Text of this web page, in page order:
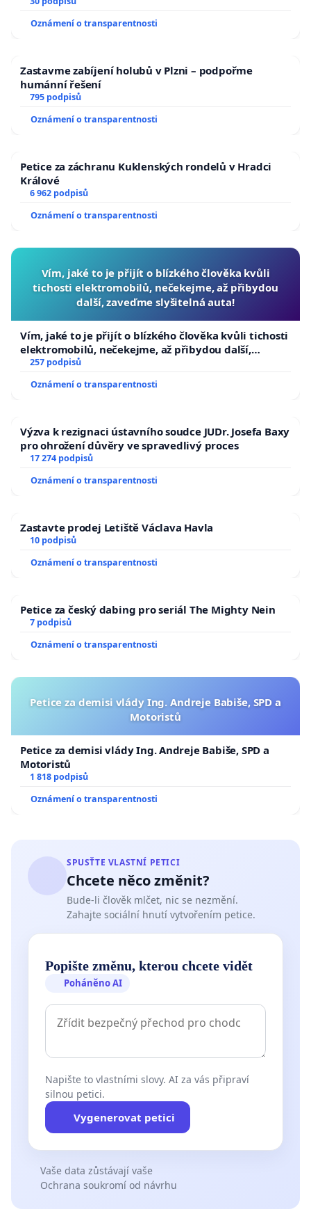
Oznámení o transparentnosti
Zastavme zabíjení holubů v Plzni – podpořme
humánní řešení
795 podpisů
Oznámení o transparentnosti
Petice za záchranu Kuklenských rondelů v Hradci
Králové
6 962 podpisů
Oznámení o transparentnosti
Vím, jaké to je přijít o blízkého člověka kvůli
tichosti elektromobilů, nečekejme, až přibydou
další, zaveďme slyšitelná auta!
Vím, jaké to je přijít o blízkého člověka kvůli tichosti
elektromobilů, nečekejme, až přibydou další,
zaveďme slyšitelná auta!
257 podpisů
Oznámení o transparentnosti
Výzva k rezignaci ústavního soudce JUDr. Josefa Baxy
pro ohrožení důvěry ve spravedlivý proces
17 274 podpisů
Oznámení o transparentnosti
Zastavte prodej Letiště Václava Havla
10 podpisů
Oznámení o transparentnosti
Petice za český dabing pro seriál The Mighty Nein
7 podpisů
Oznámení o transparentnosti
Petice za demisi vlády Ing. Andreje Babiše, SPD a
Motoristů
Petice za demisi vlády Ing. Andreje Babiše, SPD a
Motoristů
1 818 podpisů
Oznámení o transparentnosti
SPUSŤTE VLASTNÍ PETICI
Chcete něco změnit?
Bude-li člověk mlčet, nic se nezmění.
Zahajte sociální hnutí vytvořením petice.
Popište změnu, kterou chcete vidět
Poháněno AI
Napište to vlastními slovy. AI za vás připraví
silnou petici.
Vygenerovat petici
Vaše data zůstávají vaše
Ochrana soukromí od návrhu